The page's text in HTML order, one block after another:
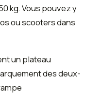
kg. Vous pouvez y
ou scooters dans
un plateau
des deux-